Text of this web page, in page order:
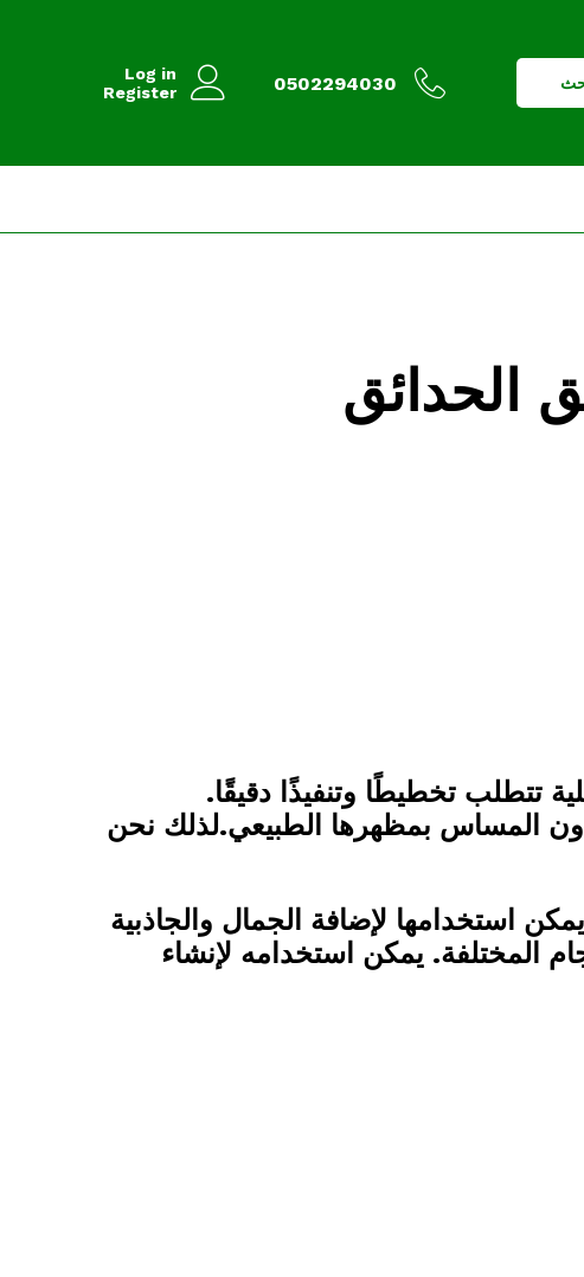
0502294030
Log in
Register
الحدائق
تتطلب تخطيطًا وتنفيذًا دقيقًا.
المساس بمظهرها الطبيعي.لذلك نحن
استخدامها لإضافة الجمال والجاذبية
المختلفة. يمكن استخدامه لإنشاء